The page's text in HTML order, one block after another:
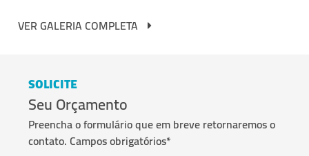
VER GALERIA COMPLETA
SOLICITE
Seu Orçamento
Preencha o formulário que em breve retornaremos o
contato. Campos obrigatórios*